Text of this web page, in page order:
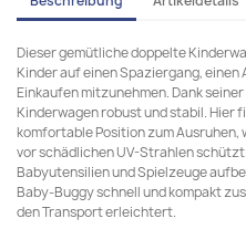
Dieser gemütliche doppelte
Kinder auf einen Spaziergang,
Einkaufen mitzunehmen. Dank
Kinderwagen robust und stabil. Hier
komfortable Position zum
vor schädlichen UV-Strahlen
Babyutensilien und Spielzeuge
Baby-Buggy schnell und kompakt
den Transport erleichtert.